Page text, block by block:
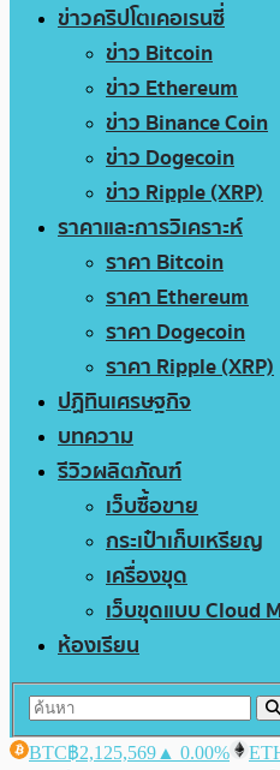
ข่าวคริปโตเคอเรนซี่
ข่าว Bitcoin
ข่าว Ethereum
ข่าว Binance Coin
ข่าว Dogecoin
ข่าว Ripple (XRP)
ราคาและการวิเคราะห์
ราคา Bitcoin
ราคา Ethereum
ราคา Dogecoin
ราคา Ripple (XRP)
ปฏิทินเศรษฐกิจ
บทความ
รีวิวผลิตภัณฑ์
เว็บซื้อขาย
กระเป๋าเก็บเหรียญ
เครื่องขุด
เว็บขุดแบบ Cloud
ห้องเรียน
BTC฿2,125,569 ▲ 0.00%